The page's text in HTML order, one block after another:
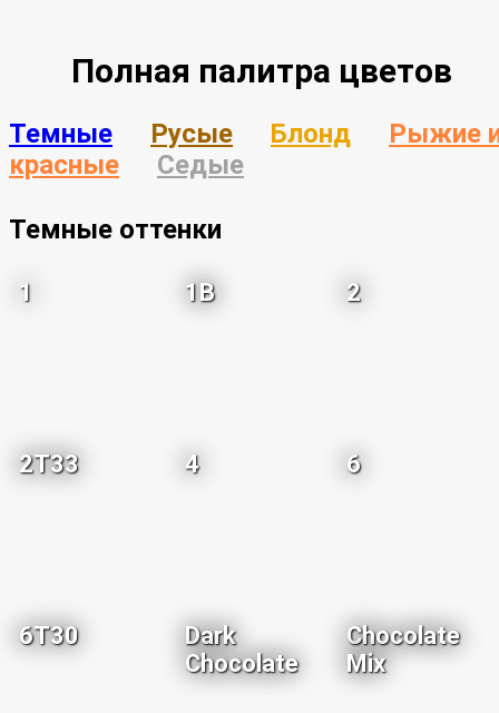
Полная палитра цветов
Темные Русые Блонд
Рыжие
красные
Седые
Темные оттенки
1 1B 2
2T33 4 6
6T30
Dark
Chocolate
Chocolate
Mix